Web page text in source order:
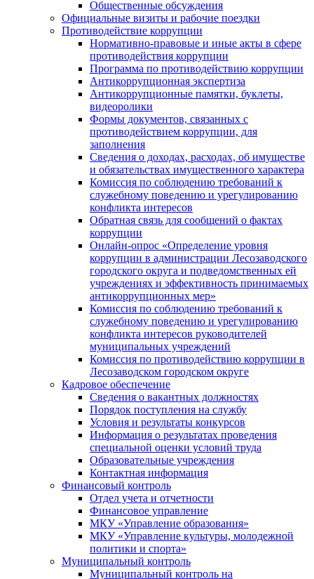
Общественные обсуждения
Официальные визиты и рабочие поездки
Противодействие коррупции
Нормативно-правовые и иные акты в сфере
противодействия коррупции
Программа по противодействию коррупции
Антикоррупционная экспертиза
Антикоррупционные памятки, буклеты,
видеоролики
Формы документов, связанных с
противодействием коррупции, для
заполнения
Сведения о доходах, расходах, об имуществе
и обязательствах имущественного характера
Комиссия по соблюдению требований к
служебному поведению и урегулированию
конфликта интересов
Обратная связь для сообщений о фактах
коррупции
Онлайн-опрос «Определение уровня
коррупции в администрации Лесозаводского
городского округа и подведомственных ей
учреждениях и эффективность принимаемых
антикоррупционных мер»
Комиссия по соблюдению требований к
служебному поведению и урегулированию
конфликта интересов руководителей
муниципальных учреждений
Комиссия по противодействию коррупции в
Лесозаводском городском округе
Кадровое обеспечение
Сведения о вакантных должностях
Порядок поступления на службу
Условия и результаты конкурсов
Информация о результатах проведения
специальной оценки условий труда
Образовательные учреждения
Контактная информация
Финансовый контроль
Отдел учета и отчетности
Финансовое управление
МКУ «Управление образования»
МКУ «Управление культуры, молодежной
политики и спорта»
Муниципальный контроль
Муниципальный контроль на